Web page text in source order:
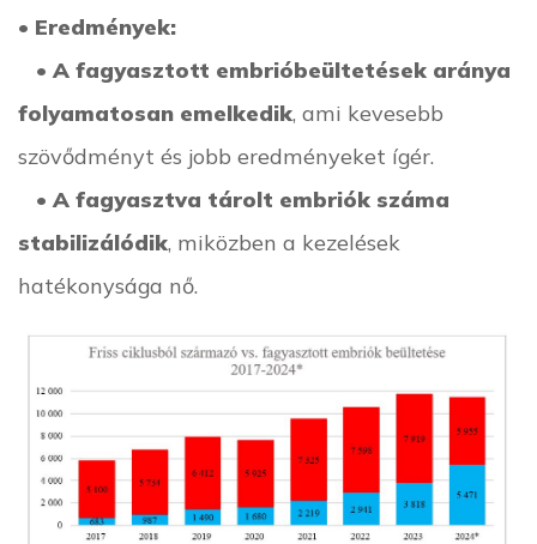
• Eredmények:
• A fagyasztott embrióbeültetések aránya
folyamatosan emelkedik, ami kevesebb
szövődményt és jobb eredményeket ígér.
• A fagyasztva tárolt embriók száma
stabilizálódik, miközben a kezelések
hatékonysága nő.